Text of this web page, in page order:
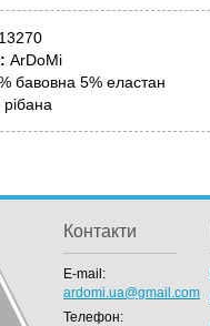
13270
ArDoMi
бавовна 5% еластан
рібана
Контакти
E-mail:
ardomi.ua@gmail.com
Телефон: